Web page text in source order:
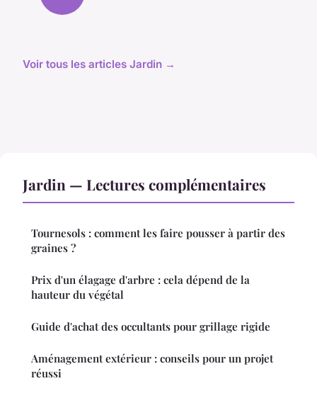
Voir tous les articles Jardin →
Jardin — Lectures complémentaires
Tournesols : comment les faire pousser à partir des
graines ?
Prix d'un élagage d'arbre : cela dépend de la
hauteur du végétal
Guide d'achat des occultants pour grillage rigide
Aménagement extérieur : conseils pour un projet
réussi